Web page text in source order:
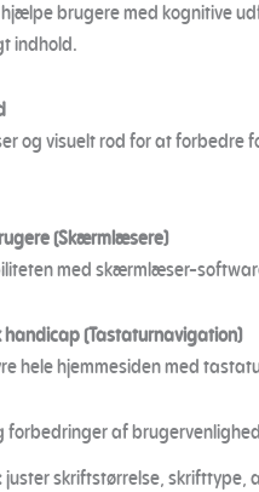
brugere med kognitive
indhold.
og visuelt rod for at
(Skærmlæsere)
med skærmlæser-
(Tastaturnavigation)
hele hjemmesiden med
forbedringer af
juster skriftstørrelse, skrifttype,